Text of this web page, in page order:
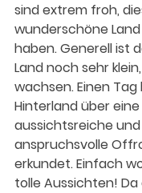
sind extrem froh,
wunderschöne
haben. Generell ist
Land noch sehr
wachsen. Einen
Hinterland über eine
aussichtsreiche
anspruchsvolle
erkundet. Einfach
tolle Aussichten! Da